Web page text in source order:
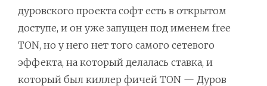
дуровского проекта софт есть в открытом
доступе, и он уже запущен под именем free
TON, но у него нет того самого сетевого
эффекта, на который делалась ставка, и
который был киллер фичей TON — Дуров